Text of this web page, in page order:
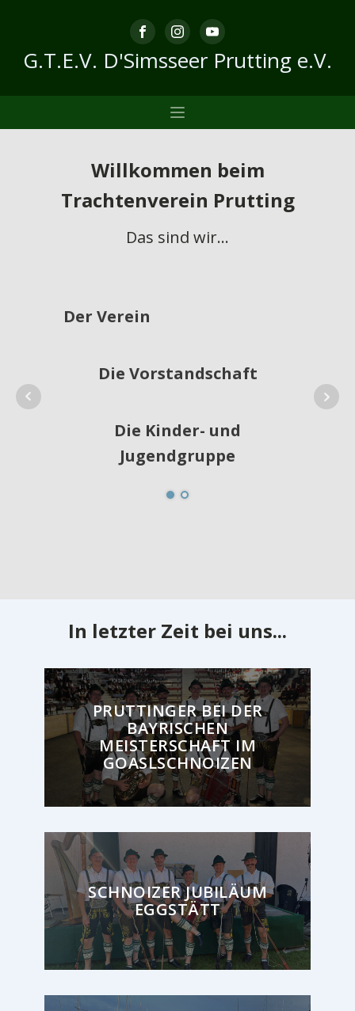
G.T.E.V. D'Simsseer Prutting e.V.
Willkommen beim
Trachtenverein Prutting
Das sind wir...
Der Verein
Die Vorstandschaft
Die Kinder- und
Jugendgruppe
Die Aktivengruppe
Die Goaßlschnalzer
Unser Hoamat der
Dorfstadl
In letzter Zeit bei uns...
PRUTTINGER BEI DER
BAYRISCHEN
MEISTERSCHAFT IM
GOASLSCHNOIZEN
SCHNOIZER JUBILÄUM
EGGSTÄTT